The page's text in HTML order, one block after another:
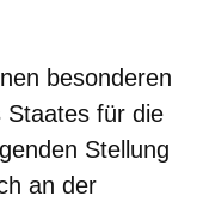
besonderen
Staates für die
Stellung
an der